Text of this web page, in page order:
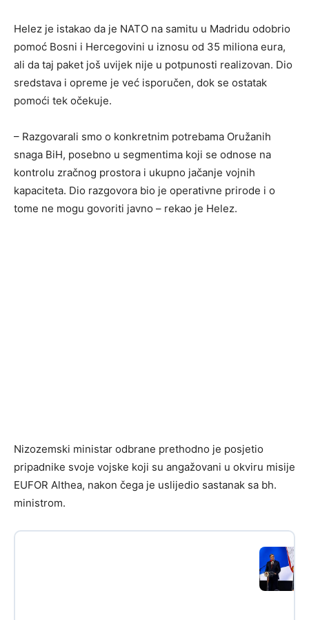
Helez je istakao da je NATO na samitu u Madridu odobrio
pomoć Bosni i Hercegovini u iznosu od 35 miliona eura,
ali da taj paket još uvijek nije u potpunosti realizovan. Dio
sredstava i opreme je već isporučen, dok se ostatak
pomoći tek očekuje.
– Razgovarali smo o konkretnim potrebama Oružanih
snaga BiH, posebno u segmentima koji se odnose na
kontrolu zračnog prostora i ukupno jačanje vojnih
kapaciteta. Dio razgovora bio je operativne prirode i o
tome ne mogu govoriti javno – rekao je Helez.
Nizozemski ministar odbrane prethodno je posjetio
pripadnike svoje vojske koji su angažovani u okviru misije
EUFOR Althea, nakon čega je uslijedio sastanak sa bh.
ministrom.